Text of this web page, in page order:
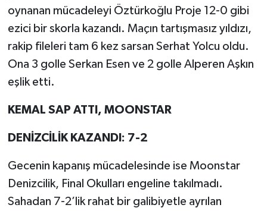
oynanan mücadeleyi Öztürkoğlu Proje 12-0 gibi
ezici bir skorla kazandı. Maçın tartışmasız yıldızı,
rakip fileleri tam 6 kez sarsan Serhat Yolcu oldu.
Ona 3 golle Serkan Esen ve 2 golle Alperen Aşkın
eşlik etti.
KEMAL SAP ATTI, MOONSTAR
DENİZCİLİK KAZANDI: 7-2
Gecenin kapanış mücadelesinde ise Moonstar
Denizcilik, Final Okulları engeline takılmadı.
Sahadan 7-2’lik rahat bir galibiyetle ayrılan